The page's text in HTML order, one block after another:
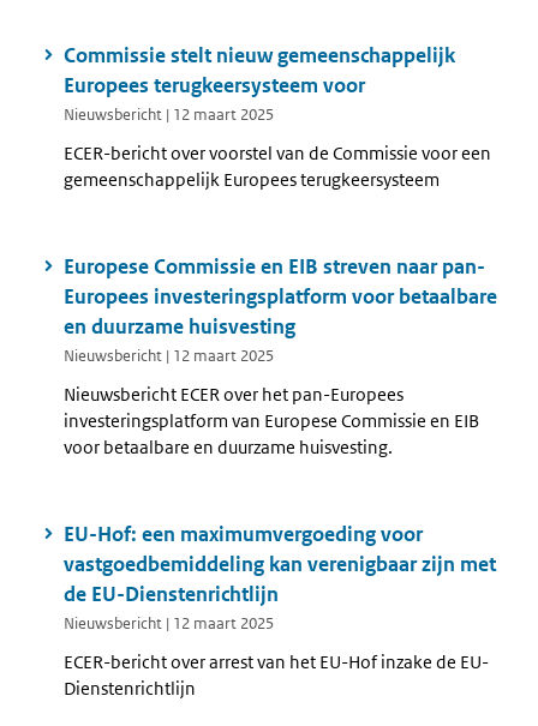
Commissie stelt nieuw gemeenschappelijk
Europees terugkeersysteem voor
Nieuwsbericht | 12 maart 2025
ECER-bericht over voorstel van de Commissie voor een
gemeenschappelijk Europees terugkeersysteem
Europese Commissie en EIB streven naar pan-
Europees investeringsplatform voor betaalbare
en duurzame huisvesting
Nieuwsbericht | 12 maart 2025
Nieuwsbericht ECER over het pan-Europees
investeringsplatform van Europese Commissie en EIB
voor betaalbare en duurzame huisvesting.
EU-Hof: een maximumvergoeding voor
vastgoedbemiddeling kan verenigbaar zijn met
de EU-Dienstenrichtlijn
Nieuwsbericht | 12 maart 2025
ECER-bericht over arrest van het EU-Hof inzake de EU-
Dienstenrichtlijn